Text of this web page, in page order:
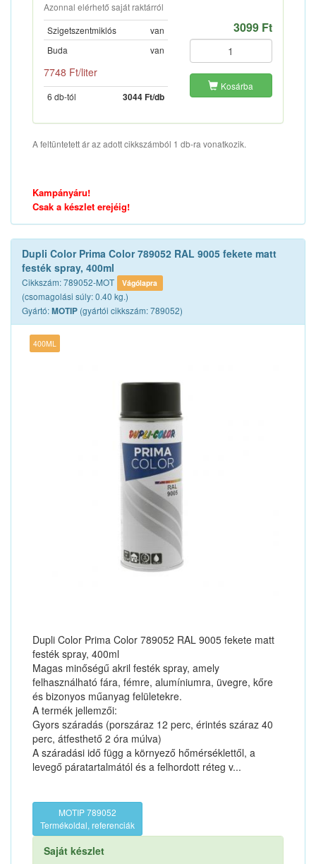
Azonnal elérhető saját raktárról
Szigetszentmiklós
van
Buda
van
7748 Ft/liter
6 db-tól 3044 Ft/db
3099 Ft
Kosárba
A feltüntetett ár az adott cikkszámból 1 db-ra vonatkozik.
Kampányáru!
Csak a készlet erejéig!
Dupli Color Prima Color 789052 RAL 9005 fekete matt
festék spray, 400ml
Cikkszám: 789052-MOT Vágólapra
(csomagolási súly: 0.40 kg.)
Gyártó:MOTIP (gyártói cikkszám: 789052)
400ML
Dupli Color Prima Color 789052 RAL 9005 fekete matt
festék spray, 400ml
Magas minőségű akril festék spray, amely
felhasználható fára, fémre, alumíniumra, üvegre, kőre
és bizonyos műanyag felületekre.
A termék jellemzői:
Gyors száradás (porszáraz 12 perc, érintés száraz 40
perc, átfesthető 2 óra múlva)
A száradási idő függ a környező hőmérséklettől, a
levegő páratartalmától és a felhordott réteg v...
MOTIP 789052
Termékoldal, referenciák
Saját készlet